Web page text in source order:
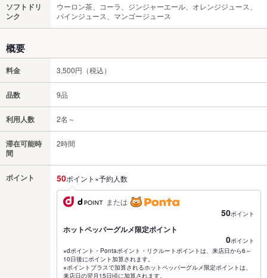
ソフトドリ
ンク
ウーロン茶、コーラ、ジンジャーエール、オレンジジュース、
パインジュース、マンゴージュース
概要
料金 3,500円（税込）
品数 9品
利用人数 2名～
滞在可能時
間
2時間
ポイント 50ポイント×予約人数
または
50ポイント
ホットペッパーグルメ限定ポイント
0ポイント
※dポイント・Pontaポイント・リクルートポイントは、来店日から6～
10日後にポイント加算されます。
※ポイントプラスで加算されるホットペッパーグルメ限定ポイントは、
来店日の翌月15日頃に加算されます。